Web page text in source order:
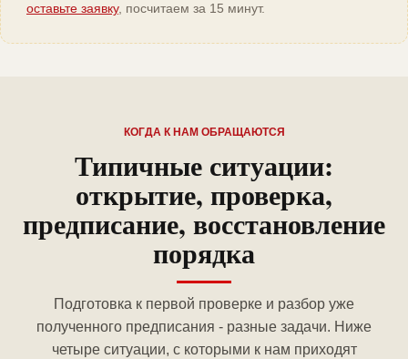
оставьте заявку, посчитаем за 15 минут.
КОГДА К НАМ ОБРАЩАЮТСЯ
Типичные ситуации:
открытие, проверка,
предписание, восстановление
порядка
Подготовка к первой проверке и разбор уже
полученного предписания - разные задачи. Ниже
четыре ситуации, с которыми к нам приходят